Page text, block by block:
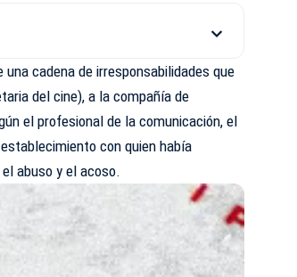
cadena de irresponsabilidades que
del cine), a la compañía de
el profesional de la comunicación, el
con quien había
abuso y el acoso.